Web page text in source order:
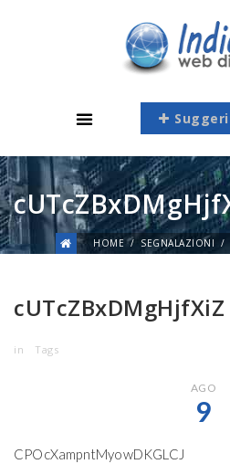
HOME SEGNALAZIONI
cUTcZBxDMgHjfXiZ
in Tags
AGO
9
CPOcXampntMyowDKGLCJ